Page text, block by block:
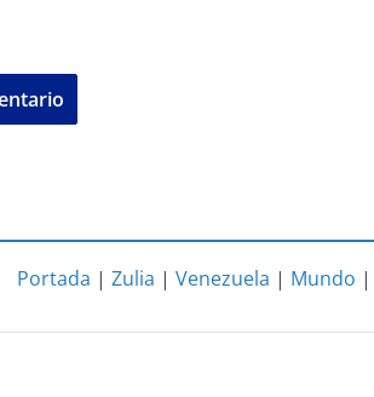
Portada | Zulia | Venezuela | Mundo |